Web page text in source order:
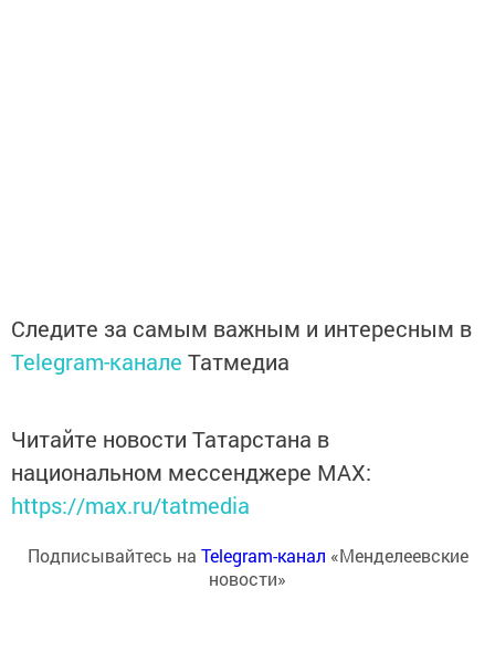
Следите за самым важным и интересным в
Telegram-канале Татмедиа
Читайте новости Татарстана в
национальном мессенджере MАХ:
https://max.ru/tatmedia
Подписывайтесь на Telegram-канал «Менделеевские
новости»